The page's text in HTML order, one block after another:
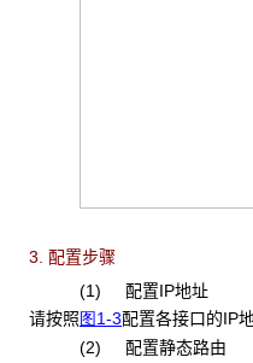
3. 配置步骤
(1) 配置IP地址
请按照图1-3配置各接口的IP
(2) 配置静态路由